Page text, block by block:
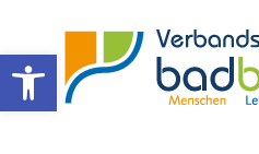
Werkzeugleiste